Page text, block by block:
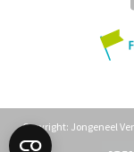
Copyright: Jongeneel